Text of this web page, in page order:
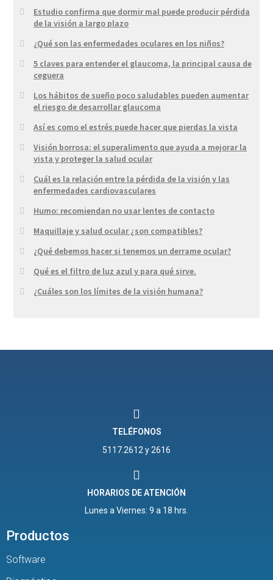
Estudio confirma que dormir mal puede producir pérdida
de la visión a largo plazo
¿Qué son las enfermedades oculares en los niños?
5 claves para entender el glaucoma, la principal causa de
ceguera
Los hábitos de sueño poco saludables pueden aumentar
el riesgo de desarrollar glaucoma
Así es como el estrés puede hacer que pierdas la vista
Visión borrosa: el superalimento que ayuda a mejorar la
vista y proteger la salud ocular
Cuál es la relación entre la pérdida de la visión y las
enfermedades cardiovasculares
Humo: recomiendan no usar lentes de contacto
Maquillaje y salud ocular ¿son compatibles?
¿Qué debemos hacer si tenemos un derrame ocular?
Qué es el filtro de luz azul y para qué sirve.
¿Cuáles son los límites de la visión humana?
TELÉFONOS
5117.2612 y 2616
HORARIOS DE ATENCIÓN
Lunes a Viernes: 9 a 18 hrs.
Productos
Software